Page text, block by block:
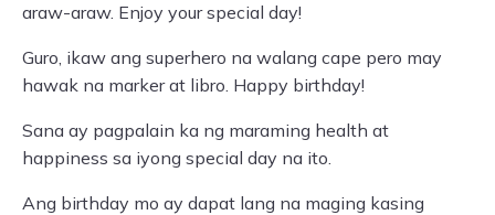
araw-araw. Enjoy your special day!
Guro, ikaw ang superhero na walang cape pero may
hawak na marker at libro. Happy birthday!
Sana ay pagpalain ka ng maraming health at
happiness sa iyong special day na ito.
Ang birthday mo ay dapat lang na maging kasing